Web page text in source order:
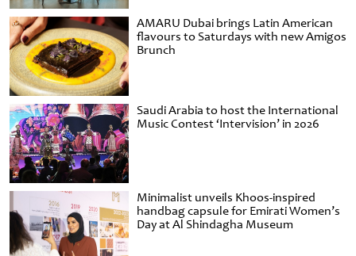
AMARU Dubai brings Latin American
flavours to Saturdays with new Amigos
Brunch
Saudi Arabia to host the International
Music Contest ‘Intervision’ in 2026
Minimalist unveils Khoos-inspired
handbag capsule for Emirati Women’s
Day at Al Shindagha Museum